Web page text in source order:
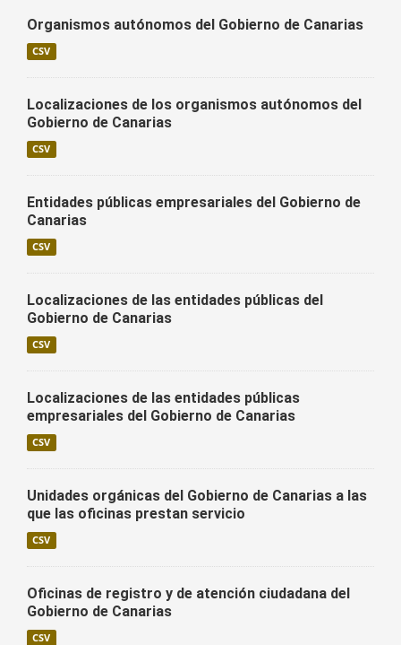
Organismos autónomos del Gobierno de Canarias
CSV
Localizaciones de los organismos autónomos del
Gobierno de Canarias
CSV
Entidades públicas empresariales del Gobierno de
Canarias
CSV
Localizaciones de las entidades públicas del
Gobierno de Canarias
CSV
Localizaciones de las entidades públicas
empresariales del Gobierno de Canarias
CSV
Unidades orgánicas del Gobierno de Canarias a las
que las oficinas prestan servicio
CSV
Oficinas de registro y de atención ciudadana del
Gobierno de Canarias
CSV